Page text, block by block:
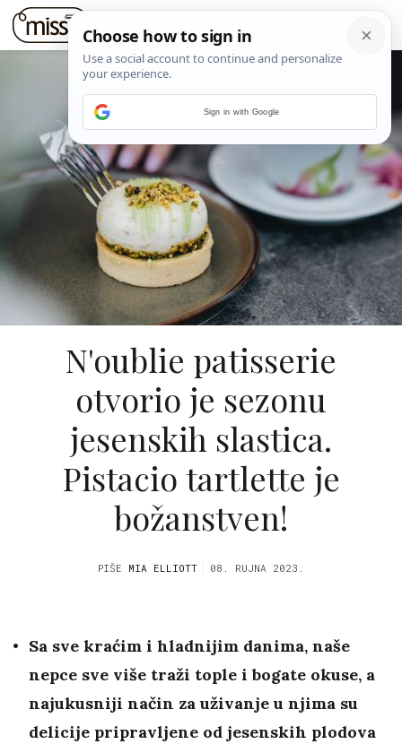
N'oublie patisserie
otvorio je sezonu
jesenskih slastica.
Pistacio tartlette je
božanstven!
PIŠE MIA ELLIOTT 08. RUJNA 2023.
Sa sve kraćim i hladnijim danima, naše
nepce sve više traži tople i bogate okuse, a
najukusniji način za uživanje u njima su
delicije pripravljene od jesenskih plodova
Sign in with Google